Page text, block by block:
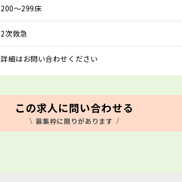
200～299床
2次救急
詳細はお問い合わせください
この求人に問い合わせる
募集枠に限りがあります